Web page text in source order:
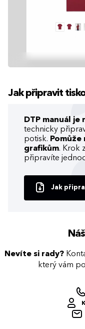
Jak připravit
DTP manuál je
technicky
potisk.
grafikům. Krok
připravíte
Jak
Nevíte si rady?
který vám